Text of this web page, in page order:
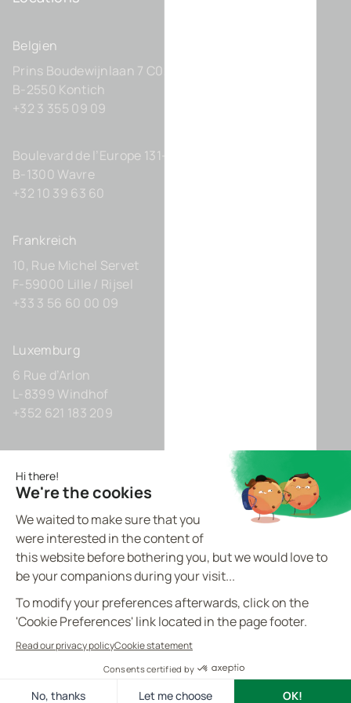
Kontakt
Belgien
Prins Boudewijnlaan 7 C0201
B-2550 Kontich
+32 3 355 09 09
Boulevard de l’Europe 131-D21
B-1300 Wavre
+32 10 39 63 60
Frankreich
10, Rue Michel Servet
F-59000 Lille / Rijsel
+33 3 56 60 00 09
Luxemburg
6 Rue d’Arlon
L-8399 Windhof
+352 621 183 209
Zollhof 8
D-40221 Düsseldorf
+49 211 9425160 0
BVI.EU - ©2026All rights reserved
Made byproptell
Datenschutz-Bestimmungen
Cookie-Richtlinie